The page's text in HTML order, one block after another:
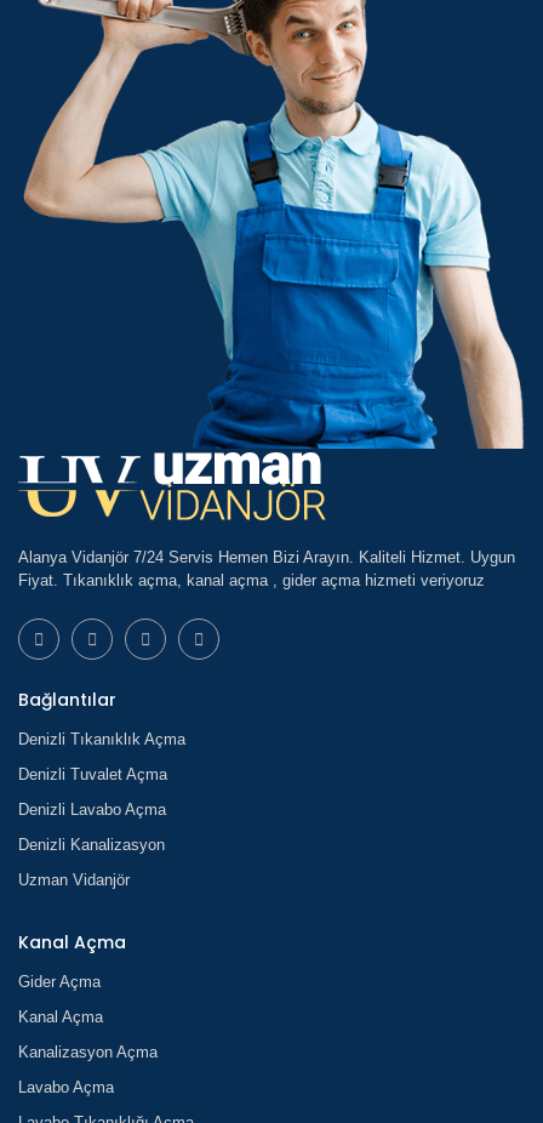
Alanya Vidanjör 7/24 Servis Hemen Bizi Arayın. Kaliteli Hizmet. Uygun
Fiyat. Tıkanıklık açma, kanal açma , gider açma hizmeti veriyoruz
Bağlantılar
Denizli Tıkanıklık Açma
Denizli Tuvalet Açma
Denizli Lavabo Açma
Denizli Kanalizasyon
Uzman Vidanjör
Kanal Açma
Gider Açma
Kanal Açma
Kanalizasyon Açma
Lavabo Açma